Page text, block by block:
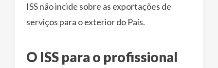
ISS não incide sobre as exportações de
serviços para o exterior do País.
O ISS para o profissional